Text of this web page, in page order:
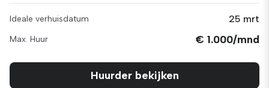
Ideale verhuisdatum 25 mrt
Max. Huur € 1.000/mnd
Huurder bekijken